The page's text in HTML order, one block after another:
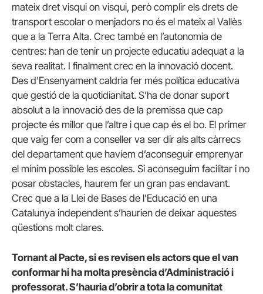
mateix dret visqui on visqui, però complir els drets de
transport escolar o menjadors no és el mateix al Vallès
que a la Terra Alta. Crec també en l’autonomia de
centres: han de tenir un projecte educatiu adequat a la
seva realitat. I finalment crec en la innovació docent.
Des d’Ensenyament caldria fer més política educativa
que gestió de la quotidianitat. S’ha de donar suport
absolut a la innovació des de la premissa que cap
projecte és millor que l’altre i que cap és el bo. El primer
que vaig fer com a conseller va ser dir als alts càrrecs
del departament que havíem d’aconseguir emprenyar
el mínim possible les escoles. Si aconseguim facilitar i no
posar obstacles, haurem fer un gran pas endavant.
Crec que a la Llei de Bases de l’Educació en una
Catalunya independent s’haurien de deixar aquestes
qüestions molt clares.
Tornant al Pacte, si es revisen els actors que el van
conformar hi ha molta presència d’Administració i
professorat. S’hauria d’obrir a tota la comunitat